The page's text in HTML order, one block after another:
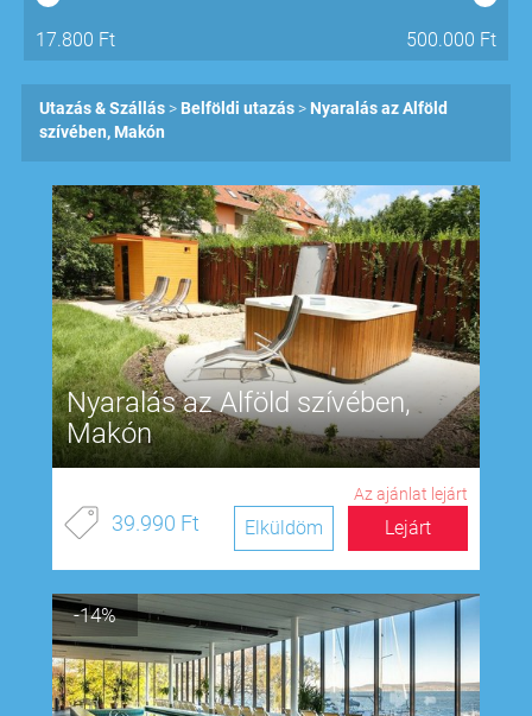
17.800 Ft 500.000 Ft
Utazás & Szállás Belföldi utazás
Nyaralás az Alföld
szívében, Makón
Nyaralás az Alföld szívében,
Makón
Az ajánlat lejárt
39.990 Ft Lejárt
Elküldöm
-14%